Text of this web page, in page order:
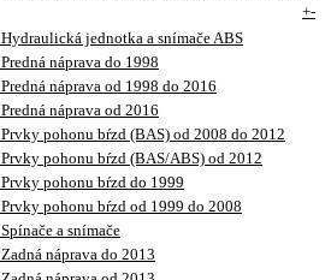
+-
Hydraulická jednotka a snímače ABS
Predná náprava do 1998
Predná náprava od 1998 do 2016
Predná náprava od 2016
Prvky pohonu bŕzd (BAS) od 2008 do 2012
Prvky pohonu bŕzd (BAS/ABS) od 2012
Prvky pohonu bŕzd do 1999
Prvky pohonu bŕzd od 1999 do 2008
Spínače a snímače
Zadná náprava do 2013